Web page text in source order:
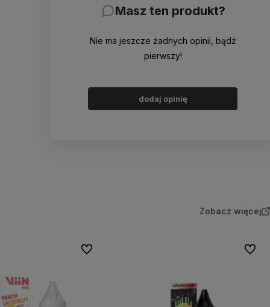
Masz ten produkt?
Nie ma jeszcze żadnych opinii, bądź
pierwszy!
dodaj opinię
Zobacz więcej
Do ulubionych Do